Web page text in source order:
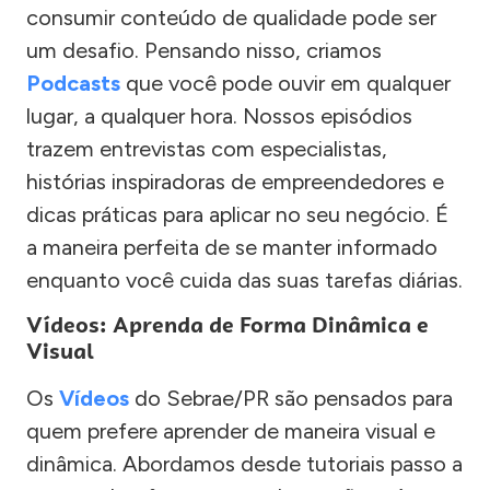
consumir conteúdo de qualidade pode ser
um desafio. Pensando nisso, criamos
Podcasts que você pode ouvir em qualquer
lugar, a qualquer hora. Nossos episódios
trazem entrevistas com especialistas,
histórias inspiradoras de empreendedores e
dicas práticas para aplicar no seu negócio. É
a maneira perfeita de se manter informado
enquanto você cuida das suas tarefas diárias.
Vídeos: Aprenda de Forma Dinâmica e
Visual
Os Vídeos do Sebrae/PR são pensados para
quem prefere aprender de maneira visual e
dinâmica. Abordamos desde tutoriais passo a